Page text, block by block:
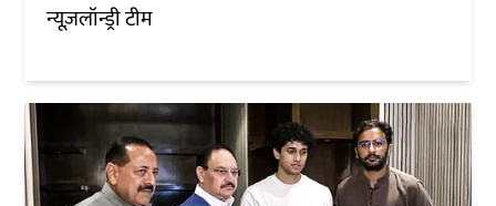
न्यूज़लॉन्ड्री टीम